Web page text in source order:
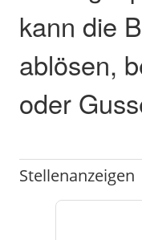
kann die
ablösen,
oder